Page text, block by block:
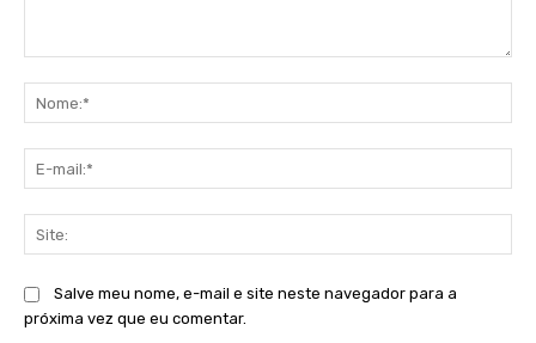
Salve meu nome, e-mail e site neste navegador para a
próxima vez que eu comentar.